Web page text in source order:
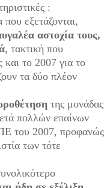
:
εξετάζονται,
αστοχία τους,
, τακτική που
το 2007 για το
τα δύο πλέον
της μονάδας
πολλών επαίνων
του 2007, προφανώς
των τότε